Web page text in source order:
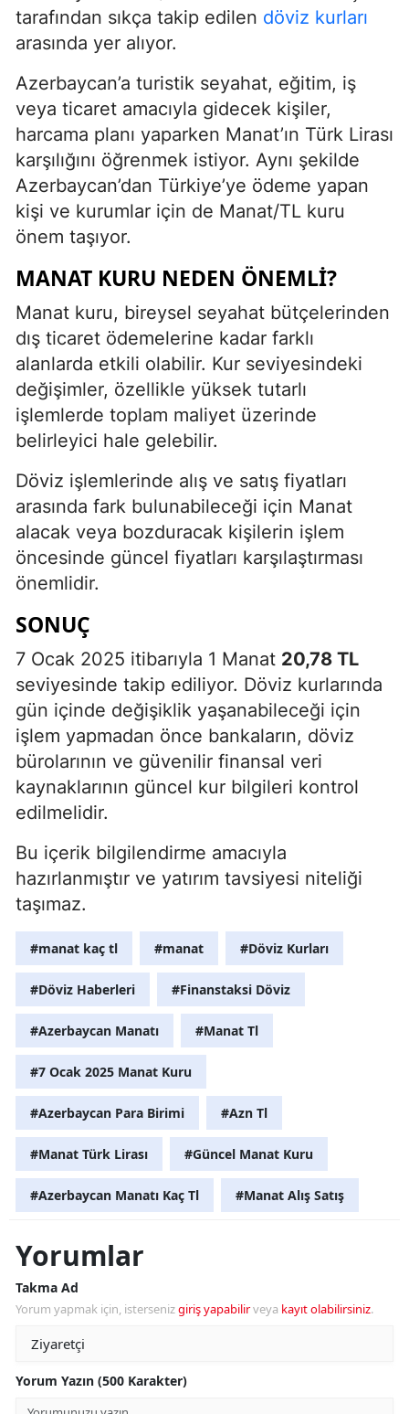
tarafından sıkça takip edilen döviz kurları
arasında yer alıyor.
Azerbaycan’a turistik seyahat, eğitim, iş
veya ticaret amacıyla gidecek kişiler,
harcama planı yaparken Manat’ın Türk Lirası
karşılığını öğrenmek istiyor. Aynı şekilde
Azerbaycan’dan Türkiye’ye ödeme yapan
kişi ve kurumlar için de Manat/TL kuru
önem taşıyor.
MANAT KURU NEDEN ÖNEMLI?
Manat kuru, bireysel seyahat bütçelerinden
dış ticaret ödemelerine kadar farklı
alanlarda etkili olabilir. Kur seviyesindeki
değişimler, özellikle yüksek tutarlı
işlemlerde toplam maliyet üzerinde
belirleyici hale gelebilir.
Döviz işlemlerinde alış ve satış fiyatları
arasında fark bulunabileceği için Manat
alacak veya bozduracak kişilerin işlem
öncesinde güncel fiyatları karşılaştırması
önemlidir.
SONUÇ
7 Ocak 2025 itibarıyla 1 Manat 20,78 TL
seviyesinde takip ediliyor. Döviz kurlarında
gün içinde değişiklik yaşanabileceği için
işlem yapmadan önce bankaların, döviz
bürolarının ve güvenilir finansal veri
kaynaklarının güncel kur bilgileri kontrol
edilmelidir.
Bu içerik bilgilendirme amacıyla
hazırlanmıştır ve yatırım tavsiyesi niteliği
taşımaz.
#manat kaç tl #manat #Döviz Kurları
#Döviz Haberleri #Finanstaksi Döviz
#Azerbaycan Manatı #Manat Tl
#7 Ocak 2025 Manat Kuru
#Azerbaycan Para Birimi #Azn Tl
#Manat Türk Lirası #Güncel Manat Kuru
#Azerbaycan Manatı Kaç Tl #Manat Alış Satış
Yorumlar
Takma Ad
Yorum yapmak için, istersenizgiriş yapabilirveya kayıt olabilirsiniz.
Yorum Yazın (500 Karakter)